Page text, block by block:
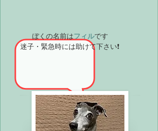
ぼくの名前はフィルです
迷子・緊急時には助けて下さい❗️